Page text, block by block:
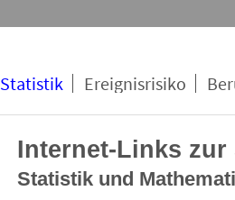
Statistik Ereignisrisiko
Internet-Links zur
Statistik und